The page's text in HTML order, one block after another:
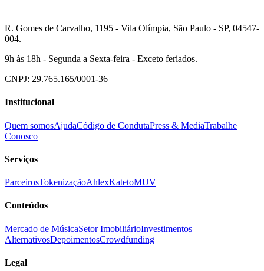
R. Gomes de Carvalho, 1195 - Vila Olímpia, São Paulo - SP, 04547-
004.
9h às 18h - Segunda a Sexta-feira - Exceto feriados.
CNPJ: 29.765.165/0001-36
Institucional
Quem somosAjudaCódigo de CondutaPress & MediaTrabalhe
Conosco
Serviços
ParceirosTokenizaçãoAhlexKatetoMUV
Conteúdos
Mercado de MúsicaSetor ImobiliárioInvestimentos
AlternativosDepoimentosCrowdfunding
Legal